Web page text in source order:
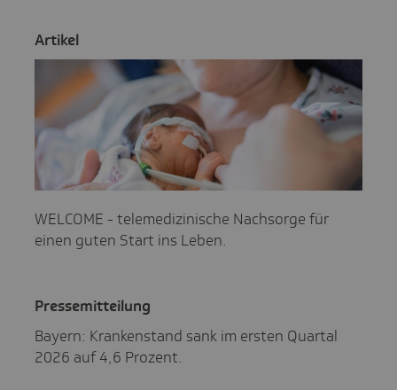
Artikel
WELCOME - telemedizinische Nachsorge für
einen guten Start ins Leben.
Pres­se­mit­tei­lung
Bayern: Krankenstand sank im ersten Quartal
2026 auf 4,6 Prozent.